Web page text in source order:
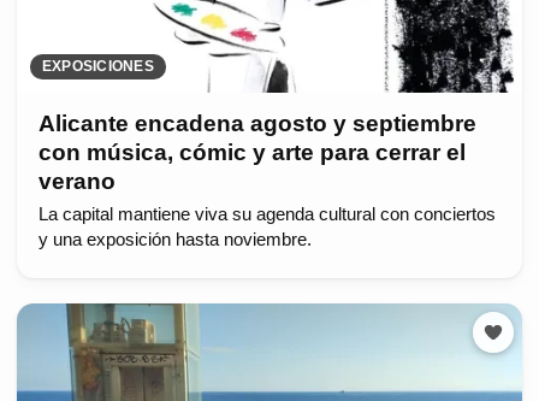
EXPOSICIONES
Alicante encadena agosto y septiembre
con música, cómic y arte para cerrar el
verano
La capital mantiene viva su agenda cultural con conciertos
y una exposición hasta noviembre.